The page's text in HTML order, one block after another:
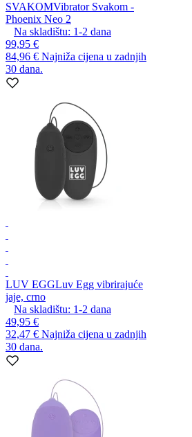
SVAKOMVibrator Svakom -
Phoenix Neo 2
Na skladištu: 1-2 dana
99,95 €
84,96 € Najniža cijena u zadnjih
30 dana.
LUV EGGLuv Egg vibrirajuće
jaje, crno
Na skladištu: 1-2 dana
49,95 €
32,47 € Najniža cijena u zadnjih
30 dana.